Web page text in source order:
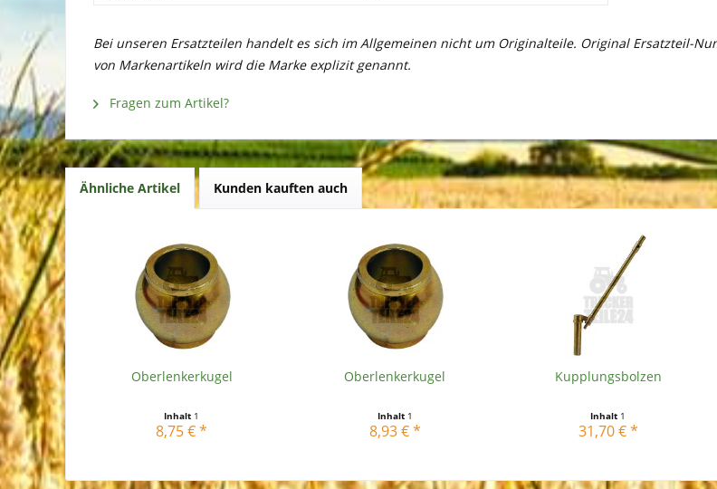
Bei unseren Ersatzteilen handelt es sich im Allgemeinen nicht um Originalteile. Original Ersatzteil-
von Markenartikeln wird die Marke explizit genannt.
Fragen zum Artikel?
Ähnliche Artikel Kunden kauften auch
Oberlenkerkugel
Inhalt 1
8,75 € *
Oberlenkerkugel
Inhalt 1
8,93 € *
Kupplungsbolzen
Inhalt 1
31,70 € *